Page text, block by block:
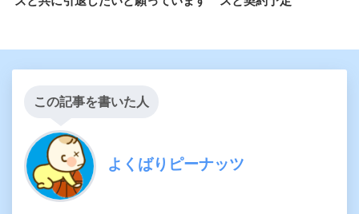
この記事を書いた人
よくばりピーナッツ